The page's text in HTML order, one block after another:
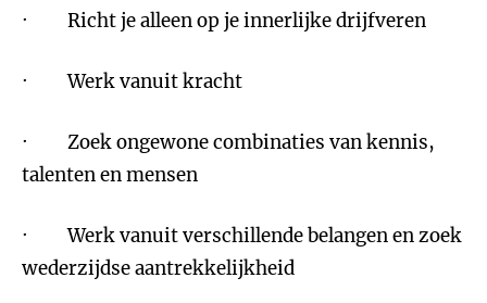
· Richt je alleen op je innerlijke drijfveren
· Werk vanuit kracht
· Zoek ongewone combinaties van kennis,
talenten en mensen
· Werk vanuit verschillende belangen en zoek
wederzijdse aantrekkelijkheid